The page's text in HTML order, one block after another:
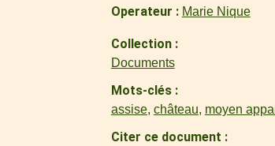
Operateur Marie Nique
Collection
Documents
Mots-clés
assise, château, moyen
Citer ce document